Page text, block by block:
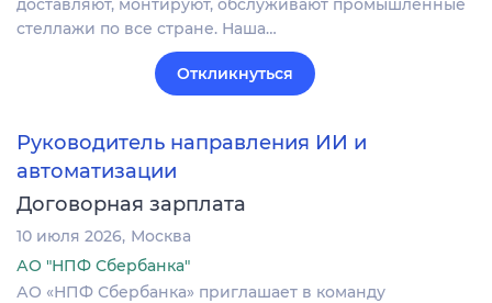
стеллажи по все стране. Наша…
Откликнуться
Руководитель направления ИИ и
автоматизации
Договорная зарплата
10 июля 2026 Москва
АО "НПФ Сбербанка"
АО «НПФ Сбербанка» приглашает в команду